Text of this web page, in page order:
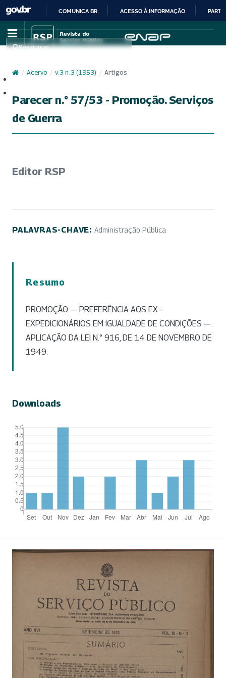
IR
PARA
CONTEÚDO
COMUNICA BR ACESSO À INFORMAÇÃO
Pesquisar
/ Acervo / v. 3 n. 3 (1953) / Artigos
Parecer n.° 57/53 - Promoção. Serviços
de Guerra
Editor RSP
PALAVRAS-CHAVE: Administração Pública
Resumo
PROMOÇÃO — PREFERÊNCIA AOS EX -
EXPEDICIONÁRIOS EM IGUALDADE DE CONDIÇÕES —
APLICAÇÃO DA LEI N.° 916, DE 14 DE NOVEMBRO DE
1949.
Downloads